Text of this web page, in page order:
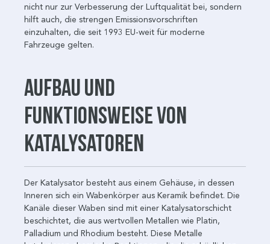
nicht nur zur Verbesserung der Luftqualität bei, sondern
hilft auch, die strengen Emissionsvorschriften
einzuhalten, die seit 1993 EU-weit für moderne
Fahrzeuge gelten.
Aufbau und
Funktionsweise von
Katalysatoren
Der Katalysator besteht aus einem Gehäuse, in dessen
Inneren sich ein Wabenkörper aus Keramik befindet. Die
Kanäle dieser Waben sind mit einer Katalysatorschicht
beschichtet, die aus wertvollen Metallen wie Platin,
Palladium und Rhodium besteht. Diese Metalle